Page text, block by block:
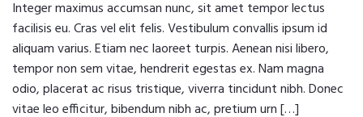
Integer maximus accumsan nunc, sit amet tempor lectus
facilisis eu. Cras vel elit felis. Vestibulum convallis ipsum id
aliquam varius. Etiam nec laoreet turpis. Aenean nisi libero,
tempor non sem vitae, hendrerit egestas ex. Nam magna
odio, placerat ac risus tristique, viverra tincidunt nibh. Donec
vitae leo efficitur, bibendum nibh ac, pretium urn […]